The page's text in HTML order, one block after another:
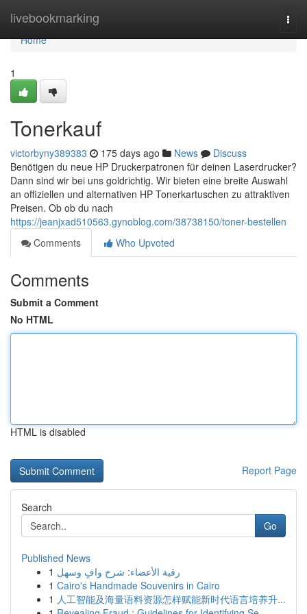
livebookmarking
Home
Home
1
Tonerkauf
victorbyny389383 175 days ago News
Discuss
Benötigen du neue HP Druckerpatronen für deinen Laserdrucker?
Dann sind wir bei uns goldrichtig. Wir bieten eine breite Auswahl
an offiziellen und alternativen HP Tonerkartuschen zu attraktiven
Preisen. Ob ob du nach
https://jeanjxad510563.gynoblog.com/38738150/toner-bestellen
Comments
Who Upvoted
Comments
Submit a Comment
No HTML
HTML is disabled
Report Page
Search
Go
Published News
1 رقية الأعضاء: شرح وافٍ وسهل
1 Cairo's Handmade Souvenirs in Cairo
1 人工智能及海量语料资源怎样赋能新时代语言培养升...